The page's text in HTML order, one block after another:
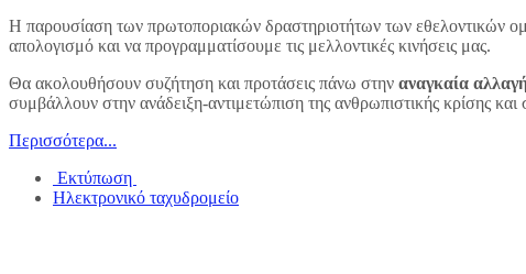
Η παρουσίαση των πρωτοποριακών δραστηριοτήτων των εθελοντικών
απολογισμό και να προγραμματίσουμε τις μελλοντικές κινήσεις μας.
Θα ακολουθήσουν συζήτηση και προτάσεις πάνω στην αναγκαία αλλαγή
συμβάλλουν στην ανάδειξη-αντιμετώπιση της ανθρωπιστικής κρίσης
Περισσότερα...
Εκτύπωση
Ηλεκτρονικό ταχυδρομείο